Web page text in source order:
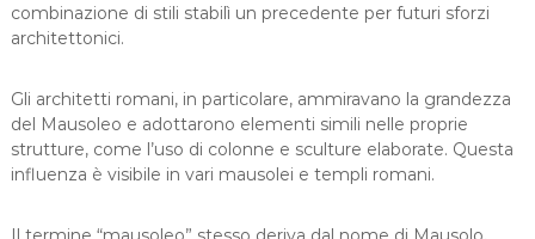
combinazione di stili stabilì un precedente per futuri sforzi
architettonici.
Gli architetti romani, in particolare, ammiravano la grandezza
del Mausoleo e adottarono elementi simili nelle proprie
strutture, come l’uso di colonne e sculture elaborate. Questa
influenza è visibile in vari mausolei e templi romani.